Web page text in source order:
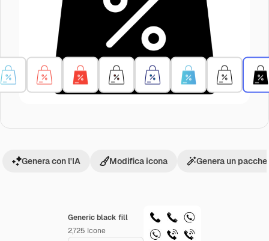
Generic black fill
2,725 Icone
Genera con l'IA Modifica icona Genera un